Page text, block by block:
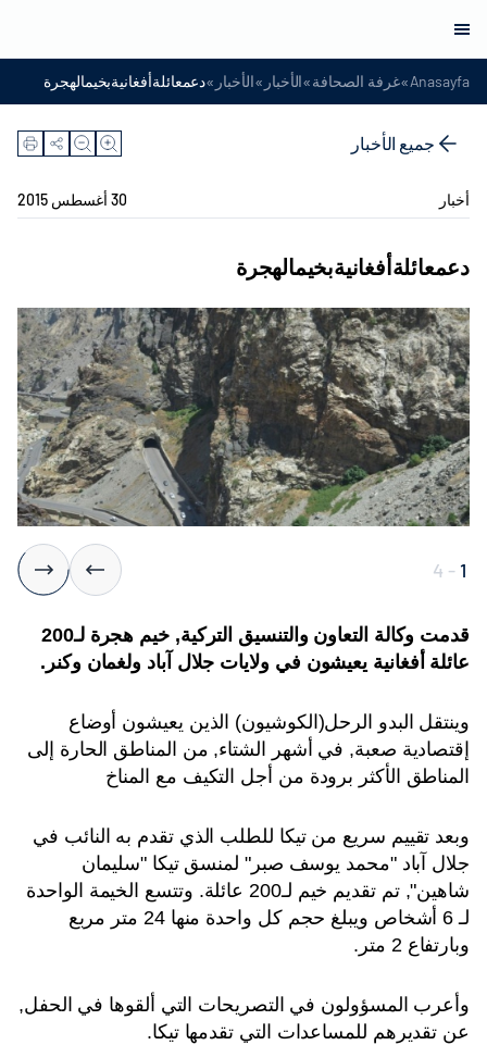
Anasayfa
»غرفة الصحافة»الأخبار »الأخبار »دعمعائلةأفغانيةبخيمالهجرة
جميع الأخبار
أخبار 30 أغسطس 2015
دعمعائلةأفغانيةبخيمالهجرة
1
-
4
قدمت وكالة التعاون والتنسيق التركية, خيم هجرة لـ200
عائلة أفغانية يعيشون في ولايات جلال آباد ولغمان وكنر.
وينتقل البدو الرحل(الكوشيون) الذين يعيشون أوضاع
إقتصادية صعبة, في أشهر الشتاء, من المناطق الحارة إلى
المناطق الأكثر برودة من أجل التكيف مع المناخ
وبعد تقييم سريع من تيكا للطلب الذي تقدم به النائب في
جلال آباد "محمد يوسف صبر" لمنسق تيكا "سليمان
شاهين", تم تقديم خيم لـ200 عائلة. وتتسع الخيمة الواحدة
لـ 6 أشخاص ويبلغ حجم كل واحدة منها 24 متر مربع
وبارتفاع 2 متر.
وأعرب المسؤولون في التصريحات التي ألقوها في الحفل,
عن تقديرهم للمساعدات التي تقدمها تيكا.